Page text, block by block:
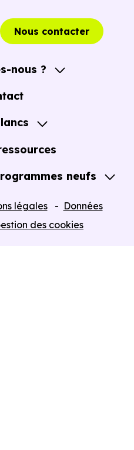
Nous contacter
nous ?
neuf en VEFA
neufs
légales
Données
des cookies